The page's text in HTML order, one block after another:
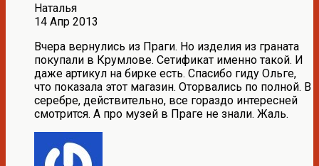
Наталья
14 Апр 2013
Вчера вернулись из Праги. Но изделия из граната
покупали в Крумлове. Сетификат именно такой. И
даже артикул на бирке есть. Спасибо гиду Ольге,
что показала этот магазин. Оторвались по полной. В
серебре, действительно, все гораздо интересней
смотрится. А про музей в Праге не знали. Жаль.